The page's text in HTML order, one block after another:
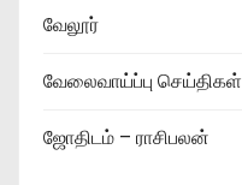
வேலூர்
வேலைவாய்ப்பு செய்திகள்
ஜோதிடம் – ராசிபலன்